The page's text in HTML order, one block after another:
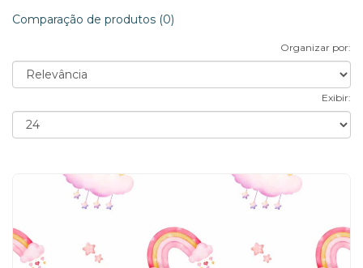
Comparação de produtos (0)
Organizar por:
Exibir: